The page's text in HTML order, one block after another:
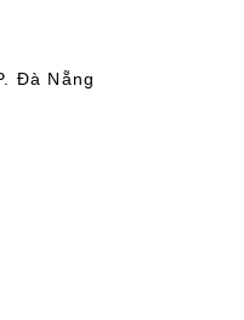
Đà Nẵng